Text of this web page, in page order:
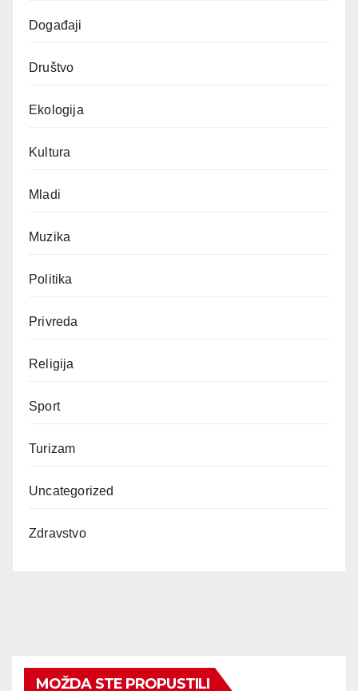
Događaji
Društvo
Ekologija
Kultura
Mladi
Muzika
Politika
Privreda
Religija
Sport
Turizam
Uncategorized
Zdravstvo
MOŽDA STE PROPUSTILI